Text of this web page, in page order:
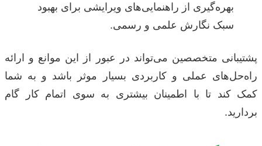
بهره‌گیری از راهنمایی‌های ویرایشی برای بهبود
سبک نگارش علمی و رسمی.
پشتیبانی متخصصین می‌تواند در عبور از این موانع و ارائه
راه‌حل‌های عملی و کاربردی بسیار موثر باشد و به شما
کمک کند تا با اطمینان بیشتری به سوی اتمام کار گام
بردارید.